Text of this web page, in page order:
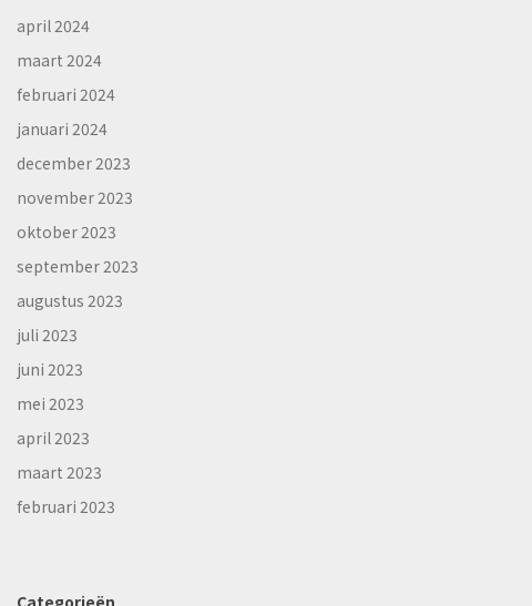
april 2024
maart 2024
februari 2024
januari 2024
december 2023
november 2023
oktober 2023
september 2023
augustus 2023
juli 2023
juni 2023
mei 2023
april 2023
maart 2023
februari 2023
Categorieën